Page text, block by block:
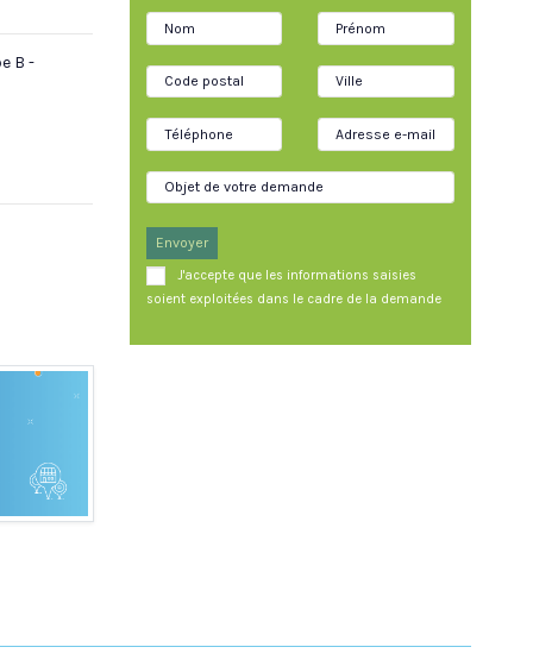
B -
Envoyer
J'accepte que les informations saisies
soient exploitées dans le cadre de la demande